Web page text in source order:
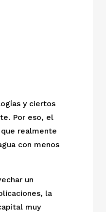
y ciertos
Por eso, el
realmente
con menos
un
la
muy